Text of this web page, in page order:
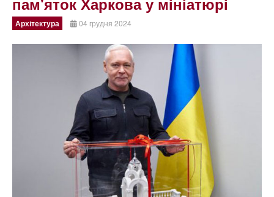
Архітектура 04 грудня 2024